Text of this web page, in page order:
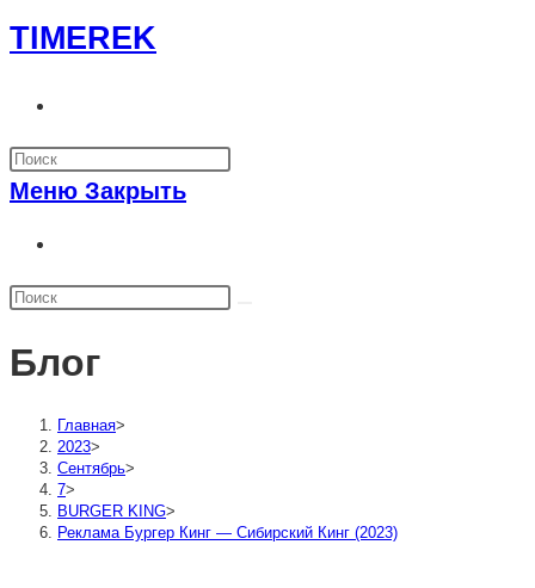
Перейти
к
TIMEREK
по
веб-
Меню Закрыть
по
сайту
Блог
Главная>
2023>
Сентябрь>
7>
BURGER KING>
Реклама Бургер Кинг — Сибирский Кинг (2023)